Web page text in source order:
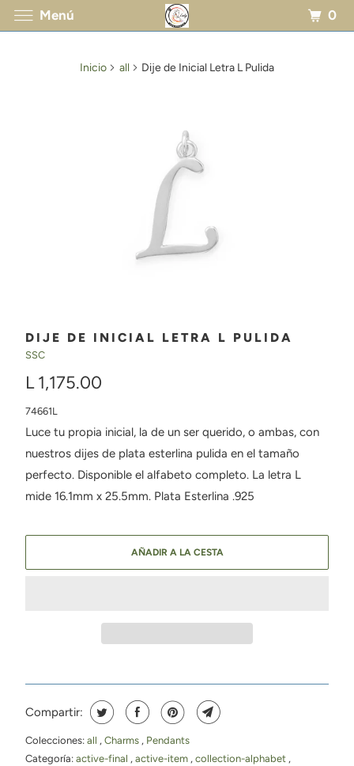
Inicio all Dije de Inicial Letra L Pulida
DIJE DE INICIAL LETRA L PULIDA
SSC
L 1,175.00
74661L
Luce tu propia inicial, la de un ser querido, o ambas, con
nuestros dijes de plata esterlina pulida en el tamaño
perfecto. Disponible el alfabeto completo. La letra L
mide 16.1mm x 25.5mm. Plata Esterlina .925
AÑADIR A LA CESTA
Compartir:
Colecciones: all , Charms , Pendants
Categoría: active-final , active-item , collection-alphabet ,
Menú 0